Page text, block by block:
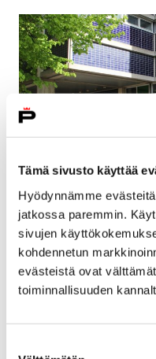
Tämä sivusto käyttää
Hyödynnämme
jatkossa paremmin.
sivujen
kohdennetun
evästeistä ovat
toiminnallisuuden
Kouluta itseäsi
ilmoittautuminen
avattu